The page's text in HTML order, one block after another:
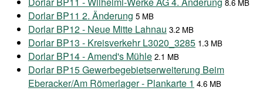
8.6 MB
Dorlar BP11 2. Änderung 5 MB
Dorlar BP12 - Neue Mitte Lahnau 3.2 MB
Dorlar BP13 - Kreisverkehr L3020_3285 1.3 MB
Dorlar BP14 - Amend's Mühle 2.1 MB
Dorlar BP15 Gewerbegebietserweiterung Beim
Eberacker/Am Römerlager - Plankarte 1 4.6 MB